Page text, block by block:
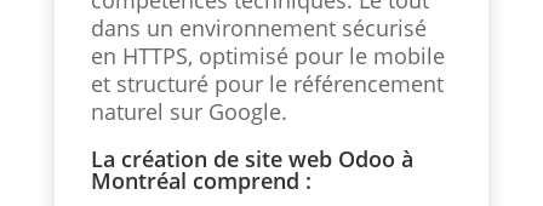
dans un environnement sécurisé
en HTTPS, optimisé pour le mobile
et structuré pour le référencement
naturel sur Google.
La création de site web Odoo à
Montréal comprend :